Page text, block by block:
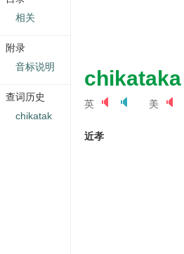
chikataka
英 美
近孝
相关
附录
音标说明
查词历史
chikatak